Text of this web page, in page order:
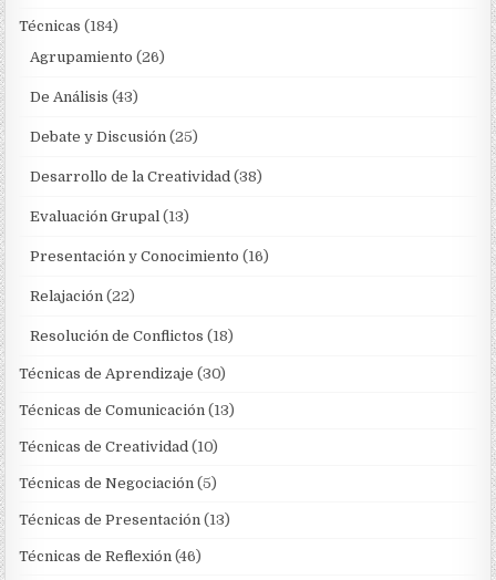
Técnicas (184)
Agrupamiento (26)
De Análisis (43)
Debate y Discusión (25)
Desarrollo de la Creatividad (38)
Evaluación Grupal (13)
Presentación y Conocimiento (16)
Relajación (22)
Resolución de Conflictos (18)
Técnicas de Aprendizaje (30)
Técnicas de Comunicación (13)
Técnicas de Creatividad (10)
Técnicas de Negociación (5)
Técnicas de Presentación (13)
Técnicas de Reflexión (46)